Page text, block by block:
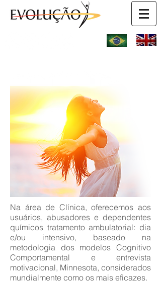
Na área de Clínica, oferecemos aos
usuários, abusadores e dependentes
químicos tratamento ambulatorial: dia
e/ou intensivo, baseado na
metodologia dos modelos Cognitivo
Comportamental e entrevista
motivacional, Minnesota, considerados
mundialmente como os mais eficazes.